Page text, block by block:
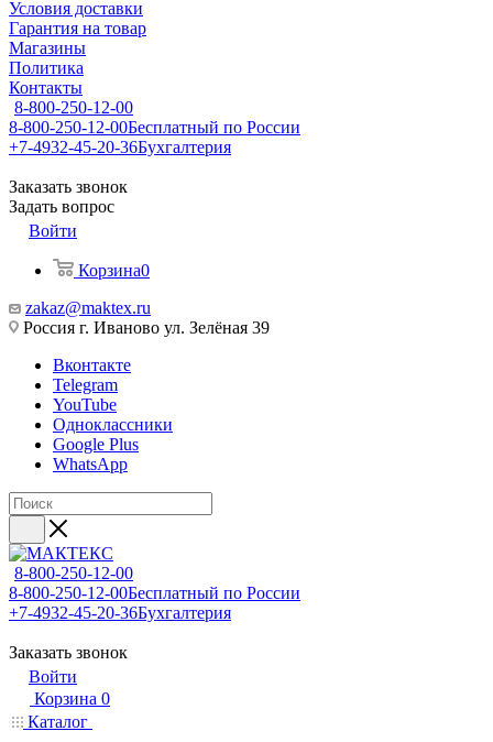
Условия доставки
Гарантия на товар
Магазины
Политика
Контакты
8-800-250-12-00
8-800-250-12-00Бесплатный по России
+7-4932-45-20-36Бухгалтерия
Заказать звонок
Задать вопрос
Войти
Корзина0
zakaz@maktex.ru
Россия г. Иваново ул. Зелёная 39
Вконтакте
Telegram
YouTube
Одноклассники
Google Plus
WhatsApp
8-800-250-12-00
8-800-250-12-00Бесплатный по России
+7-4932-45-20-36Бухгалтерия
Заказать звонок
Войти
Корзина 0
Каталог